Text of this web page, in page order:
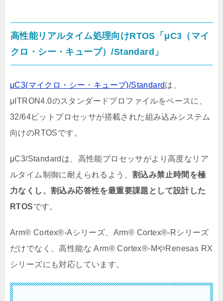
高性能リアルタイム処理向けRTOS「μC3（マイ
クロ・シー・キューブ）/Standard」
μC3(マイクロ・シー・キューブ)/Standardは、
μITRON4.0のスタンダードプロファイルをベースに、
32/64ビットプロセッサが搭載された組み込みシステム
向けのRTOSです。
μC3/Standardは、高性能プロセッサがより高度なリア
ルタイム制御に耐えられるよう、 割込み禁止時間を極
力なくし、割込み応答性を最重要課題として設計した
RTOSです。
Arm® Cortex®-Aシリーズ、Arm® Cortex®-Rシリーズ
だけでなく、高性能な Arm® Cortex®-MやRenesas RX
シリーズにも対応しています。